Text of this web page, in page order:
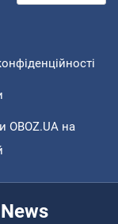
OBOZ.UA на